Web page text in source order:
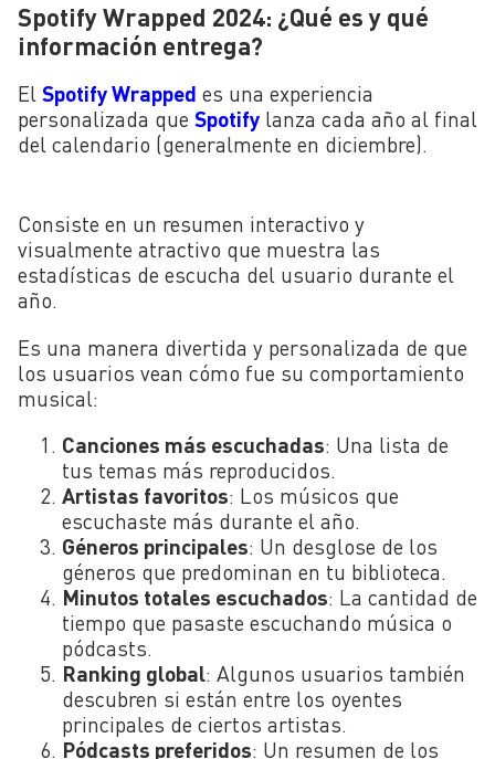
Spotify Wrapped 2024: ¿Qué es y qué
información entrega?
El Spotify Wrapped es una experiencia
personalizada que Spotify lanza cada año al final
del calendario (generalmente en diciembre).
Consiste en un resumen interactivo y
visualmente atractivo que muestra las
estadísticas de escucha del usuario durante el
año.
Es una manera divertida y personalizada de que
los usuarios vean cómo fue su comportamiento
musical:
Canciones más escuchadas: Una lista de
tus temas más reproducidos.
Artistas favoritos: Los músicos que
escuchaste más durante el año.
Géneros principales: Un desglose de los
géneros que predominan en tu biblioteca.
Minutos totales escuchados: La cantidad de
tiempo que pasaste escuchando música o
pódcasts.
Ranking global: Algunos usuarios también
descubren si están entre los oyentes
principales de ciertos artistas.
Pódcasts preferidos: Un resumen de los